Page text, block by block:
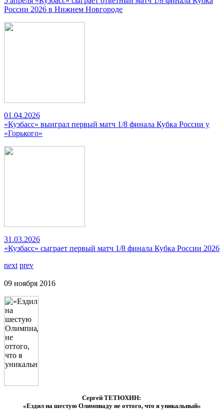
России 2026 в Нижнем Новгороде
01.04.2026
«Кузбасс» выиграл первый матч 1/8 финала Кубка России у
«Горького»
31.03.2026
«Кузбасс» сыграет первый матч 1/8 финала Кубка России 2026
next prev
09 ноября 2016
Сергей ТЕТЮХИН:
«Ездил на шестую Олимпиаду не оттого, что я уникальный»